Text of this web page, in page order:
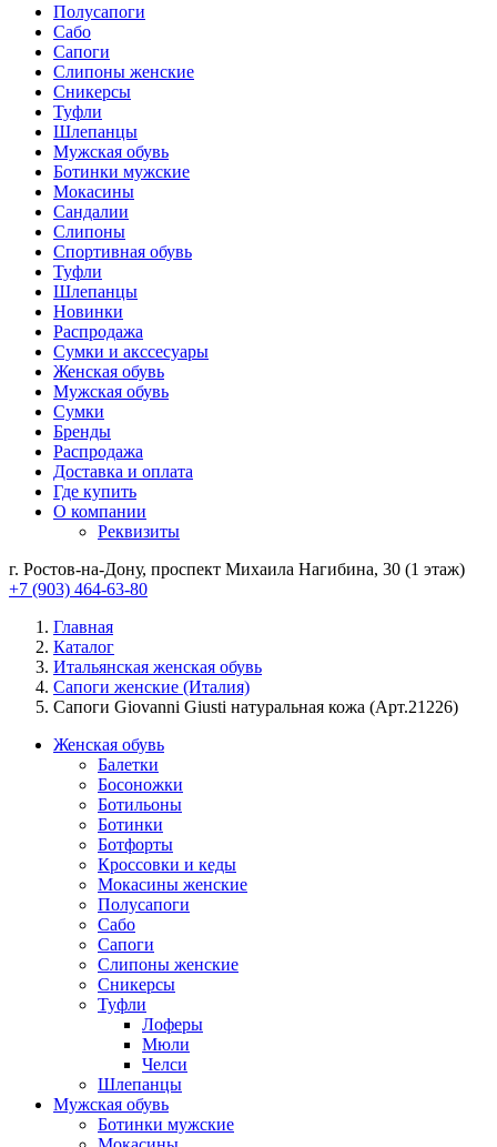
Полусапоги
Сабо
Сапоги
Слипоны женские
Сникерсы
Туфли
Шлепанцы
Мужская обувь
Ботинки мужские
Мокасины
Сандалии
Слипоны
Спортивная обувь
Туфли
Шлепанцы
Новинки
Распродажа
Сумки и акссесуары
Женская обувь
Мужская обувь
Сумки
Бренды
Распродажа
Доставка и оплата
Где купить
О компании
Реквизиты
г. Ростов-на-Дону, проспект Михаила Нагибина, 30 (1 этаж)
+7 (903) 464-63-80
Главная
Каталог
Итальянская женская обувь
Сапоги женские (Италия)
Сапоги Giovanni Giusti натуральная кожа (Арт.21226)
Женская обувь
Балетки
Босоножки
Ботильоны
Ботинки
Ботфорты
Кроссовки и кеды
Мокасины женские
Полусапоги
Сабо
Сапоги
Слипоны женские
Сникерсы
Туфли
Лоферы
Мюли
Челси
Шлепанцы
Мужская обувь
Ботинки мужские